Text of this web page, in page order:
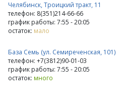
Челябинск, Троицкий тракт, 11
телефон: 8(351)214-66-66
график работы: 7:55 - 20:05
остаток: мало
База Семь (ул. Семиреченская, 101)
телефон: +7(3812)90-01-03
график работы: 7:55 - 20:05
остаток: много